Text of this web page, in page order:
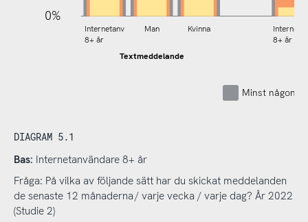
0%
Textmeddelande
Internetanv
8+ år
Man Kvinna
8+ år
Minst någon
DIAGRAM 5.1
Bas: Internetanvändare 8+ år
Fråga: På vilka av följande sätt har du skickat meddelanden
de senaste 12 månaderna / varje vecka / varje dag? År 2022
(Studie 2)